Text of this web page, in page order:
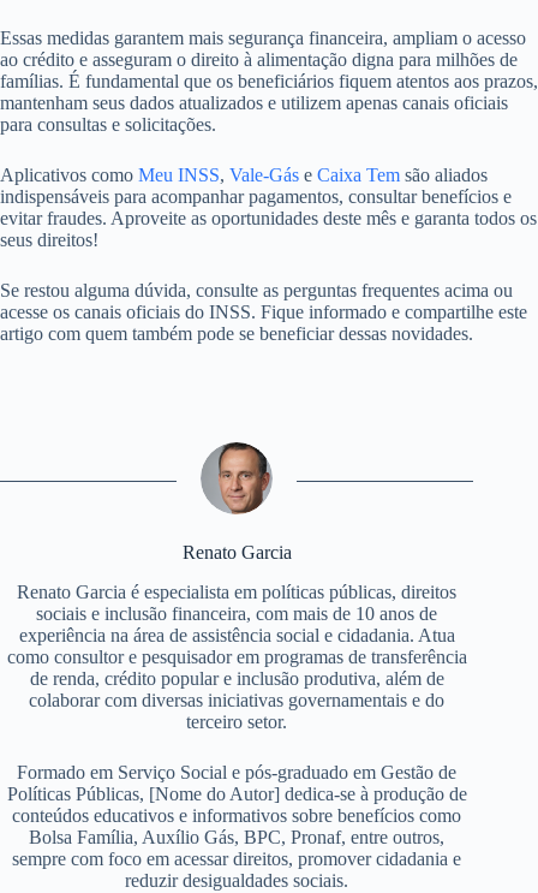
Essas medidas garantem mais segurança financeira, ampliam o acesso
ao crédito e asseguram o direito à alimentação digna para milhões de
famílias. É fundamental que os beneficiários fiquem atentos aos prazos,
mantenham seus dados atualizados e utilizem apenas canais oficiais
para consultas e solicitações.
Aplicativos como Meu INSS, Vale-Gás e Caixa Tem são aliados
indispensáveis para acompanhar pagamentos, consultar benefícios e
evitar fraudes. Aproveite as oportunidades deste mês e garanta todos os
seus direitos!
Se restou alguma dúvida, consulte as perguntas frequentes acima ou
acesse os canais oficiais do INSS. Fique informado e compartilhe este
artigo com quem também pode se beneficiar dessas novidades.
Renato Garcia
Renato Garcia é especialista em políticas públicas, direitos
sociais e inclusão financeira, com mais de 10 anos de
experiência na área de assistência social e cidadania. Atua
como consultor e pesquisador em programas de transferência
de renda, crédito popular e inclusão produtiva, além de
colaborar com diversas iniciativas governamentais e do
terceiro setor.
Formado em Serviço Social e pós-graduado em Gestão de
Políticas Públicas, [Nome do Autor] dedica-se à produção de
conteúdos educativos e informativos sobre benefícios como
Bolsa Família, Auxílio Gás, BPC, Pronaf, entre outros,
sempre com foco em acessar direitos, promover cidadania e
reduzir desigualdades sociais.